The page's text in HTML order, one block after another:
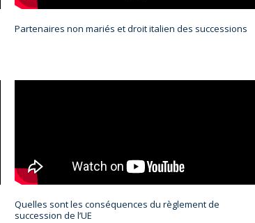
Partenaires non mariés et droit italien des successions
Quelles sont les conséquences du règlement de
succession de l’UE